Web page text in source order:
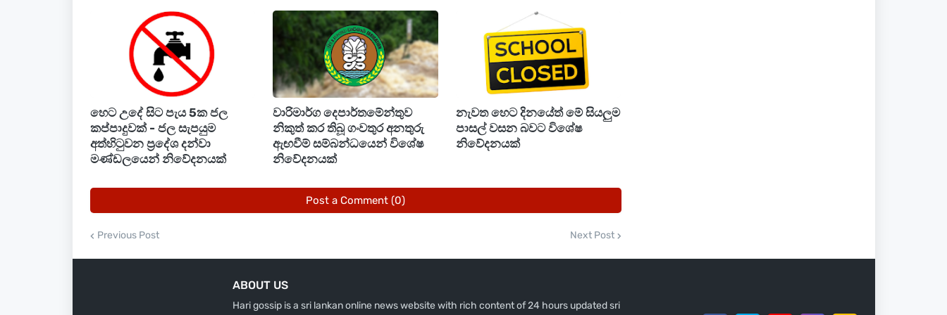
Gold Unit
Gold Price
Gold Ounce
Rs. 1,468,635.00
24 Carat 1 Gram
Rs. 51,810.00
24 Carat 8 Grams ( 1 Pawn )
Rs. 414,450.00
22 Carat 1 Gram
හෙට උදේ සිට පැය 5ක ජල
කප්පාදුවක් - ජල සැපයුම
අත්හිටුවන ප්‍රදේශ දන්වා
මණ්ඩලයෙන් නිවේදනයක්
වාරිමාර්ග දෙපාර්තමේන්තුව
නිකුත් කර තිබූ ගංවතුර අනතුරු
ඇඟවීම් සම්බන්ධයෙන් විශේෂ
නිවේදනයක්
නැවත හෙට දිනයේත් මේ සියලුම
පාසල් වසන බවට විශේෂ
නිවේදනයක්
Post a Comment (0)
Previous Post Next Post
ABOUT US
Hari gossip is a sri lankan online news website with rich content of 24 hours updated sri